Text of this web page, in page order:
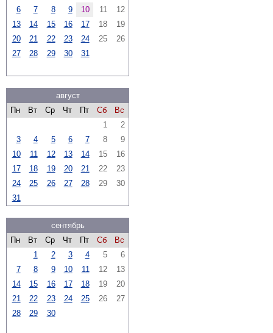
6
7 8 9 10 11
12
13
14 15 16 17 18
19
20
21 22 23 24 25
26
27
28 29 30 31
август
Пн
Вт Ср Чт Пт Сб
Вс
1
2
3
4 5 6 7 8
9
10
11 12 13 14 15
16
17
18 19 20 21 22
23
24
25 26 27 28 29
30
31
сентябрь
Пн
Вт Ср Чт Пт Сб
Вс
1
2 3 4 5
6
7
8 9 10 11 12
13
14
15 16 17 18 19
20
21
22 23 24 25 26
27
28
29 30